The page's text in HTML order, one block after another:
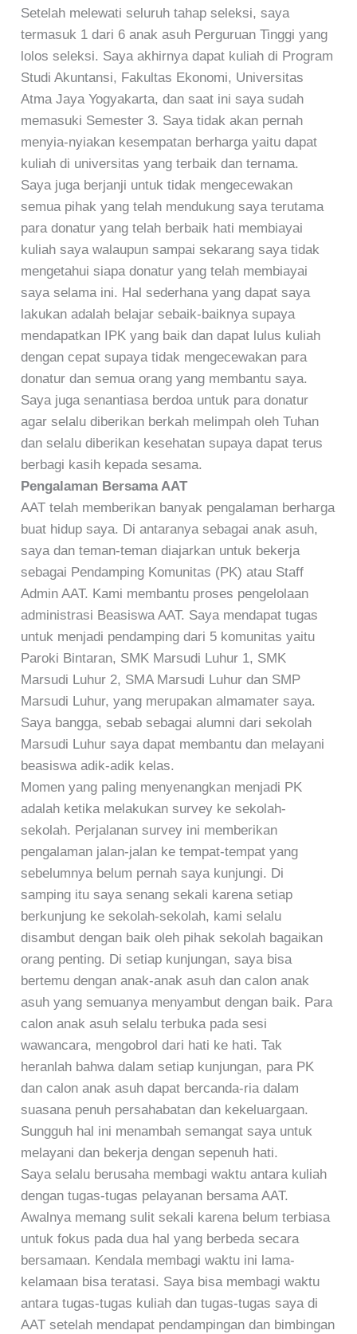
Setelah melewati seluruh tahap seleksi, saya
termasuk 1 dari 6 anak asuh Perguruan Tinggi yang
lolos seleksi. Saya akhirnya dapat kuliah di Program
Studi Akuntansi, Fakultas Ekonomi, Universitas
Atma Jaya Yogyakarta, dan saat ini saya sudah
memasuki Semester 3. Saya tidak akan pernah
menyia-nyiakan kesempatan berharga yaitu dapat
kuliah di universitas yang terbaik dan ternama.
Saya juga berjanji untuk tidak mengecewakan
semua pihak yang telah mendukung saya terutama
para donatur yang telah berbaik hati membiayai
kuliah saya walaupun sampai sekarang saya tidak
mengetahui siapa donatur yang telah membiayai
saya selama ini. Hal sederhana yang dapat saya
lakukan adalah belajar sebaik-baiknya supaya
mendapatkan IPK yang baik dan dapat lulus kuliah
dengan cepat supaya tidak mengecewakan para
donatur dan semua orang yang membantu saya.
Saya juga senantiasa berdoa untuk para donatur
agar selalu diberikan berkah melimpah oleh Tuhan
dan selalu diberikan kesehatan supaya dapat terus
berbagi kasih kepada sesama.
Pengalaman Bersama AAT
AAT telah memberikan banyak pengalaman berharga
buat hidup saya. Di antaranya sebagai anak asuh,
saya dan teman-teman diajarkan untuk bekerja
sebagai Pendamping Komunitas (PK) atau Staff
Admin AAT. Kami membantu proses pengelolaan
administrasi Beasiswa AAT. Saya mendapat tugas
untuk menjadi pendamping dari 5 komunitas yaitu
Paroki Bintaran, SMK Marsudi Luhur 1, SMK
Marsudi Luhur 2, SMA Marsudi Luhur dan SMP
Marsudi Luhur, yang merupakan almamater saya.
Saya bangga, sebab sebagai alumni dari sekolah
Marsudi Luhur saya dapat membantu dan melayani
beasiswa adik-adik kelas.
Momen yang paling menyenangkan menjadi PK
adalah ketika melakukan survey ke sekolah-
sekolah. Perjalanan survey ini memberikan
pengalaman jalan-jalan ke tempat-tempat yang
sebelumnya belum pernah saya kunjungi. Di
samping itu saya senang sekali karena setiap
berkunjung ke sekolah-sekolah, kami selalu
disambut dengan baik oleh pihak sekolah bagaikan
orang penting. Di setiap kunjungan, saya bisa
bertemu dengan anak-anak asuh dan calon anak
asuh yang semuanya menyambut dengan baik. Para
calon anak asuh selalu terbuka pada sesi
wawancara, mengobrol dari hati ke hati. Tak
heranlah bahwa dalam setiap kunjungan, para PK
dan calon anak asuh dapat bercanda-ria dalam
suasana penuh persahabatan dan kekeluargaan.
Sungguh hal ini menambah semangat saya untuk
melayani dan bekerja dengan sepenuh hati.
Saya selalu berusaha membagi waktu antara kuliah
dengan tugas-tugas pelayanan bersama AAT.
Awalnya memang sulit sekali karena belum terbiasa
untuk fokus pada dua hal yang berbeda secara
bersamaan. Kendala membagi waktu ini lama-
kelamaan bisa teratasi. Saya bisa membagi waktu
antara tugas-tugas kuliah dan tugas-tugas saya di
AAT setelah mendapat pendampingan dan bimbingan